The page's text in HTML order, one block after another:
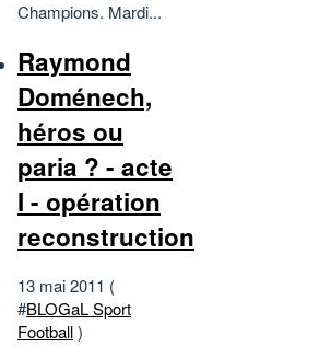
Champions. Mardi...
Raymond
Doménech,
héros ou
paria ? - acte
I - opération
reconstruction
13 mai 2011 (
#BLOGaL Sport
Football)